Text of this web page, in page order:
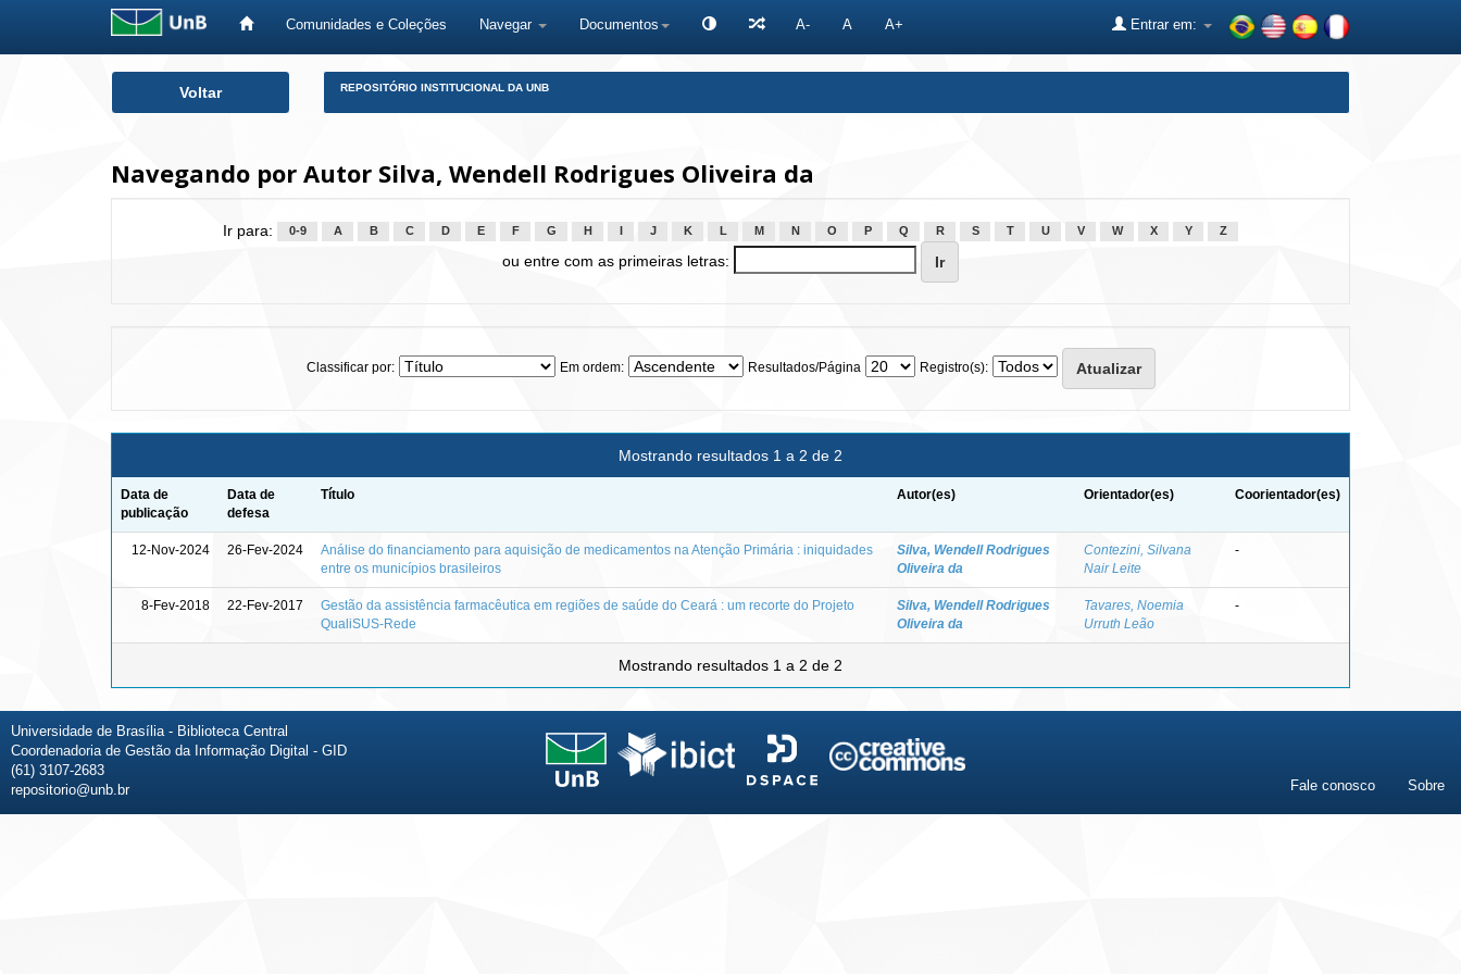
Comunidades e Coleções Navegar Documentos A- A A+ Entrar em:
Voltar REPOSITÓRIO INSTITUCIONAL DA UNB
Navegando por Autor Silva, Wendell Rodrigues Oliveira da
Ir para: 0-9 A B C D E F G H J K L M N O P Q R S T U V W X Y Z
ou entre com as primeiras letras:
Classificar por: Em ordem: Resultados/Página Registro(s):
Mostrando resultados 1 a 2 de 2
Data de
publicação
Data de
defesa
Título Autor(es) Orientador(es) Coorientador(es)
12-Nov-2024 26-Fev-2024
Análise do financiamento para aquisição de medicamentos na Atenção Primária : iniquidades
entre os municípios brasileiros
Silva, Wendell Rodrigues
Oliveira da
Contezini, Silvana
Nair Leite
-
8-Fev-2018 22-Fev-2017
Gestão da assistência farmacêutica em regiões de saúde do Ceará : um recorte do Projeto
QualiSUS-Rede
Silva, Wendell Rodrigues
Oliveira da
Tavares, Noemia
Urruth Leão
-
Mostrando resultados 1 a 2 de 2
Universidade de Brasília - Biblioteca Central
Coordenadoria de Gestão da Informação Digital - GID
(61) 3107-2683
repositorio@unb.br
Fale conosco Sobre